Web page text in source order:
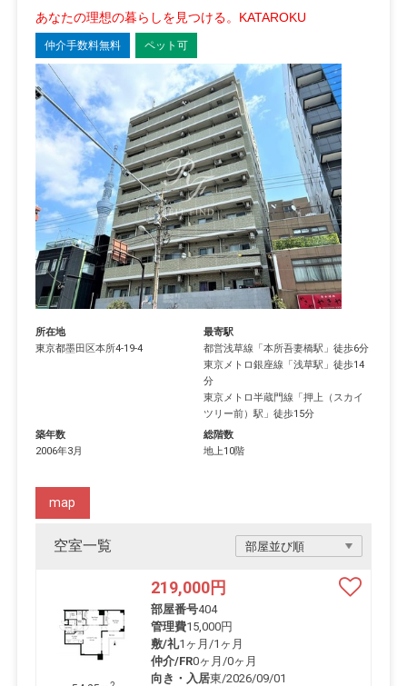
あなたの理想の暮らしを見つける。KATAROKU
仲介手数料無料 ペット可
所在地
東京都墨田区本所4-19-4
最寄駅
都営浅草線 「本所吾妻橋駅 」徒歩6分
東京メトロ銀座線 「浅草駅 」徒歩14
分
東京メトロ半蔵門線 「押上（スカイ
ツリー前）駅 」徒歩15分
築年数
2006年3月
総階数
地上10階
空室一覧
map
219,000円
部屋番号404
管理費15,000円
敷/礼1ヶ月 /1ヶ月
仲介/FR0ヶ月 /0ヶ月
向き・入居東/2026/09/01